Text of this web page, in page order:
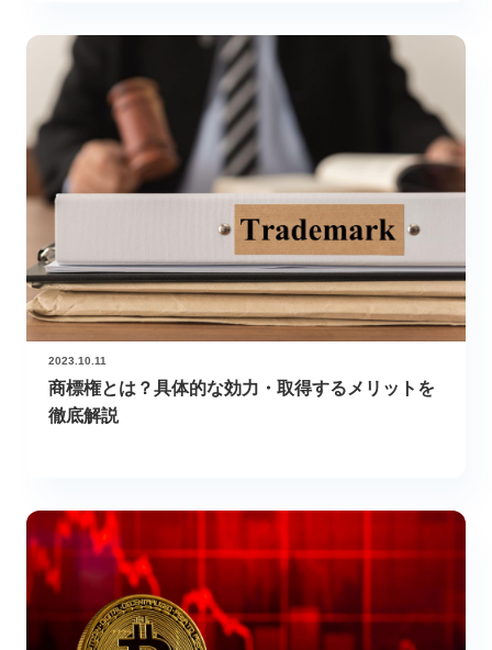
2023.10.11
商標権とは？具体的な効力・取得するメリットを
徹底解説